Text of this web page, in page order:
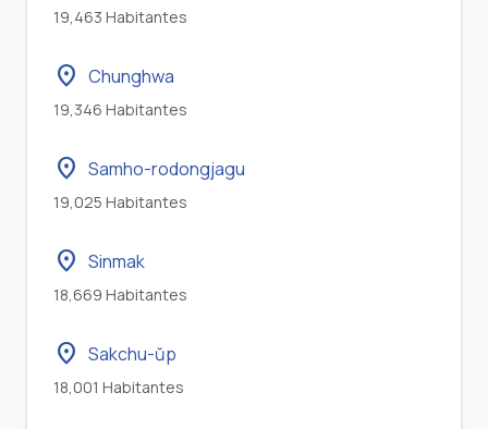
19,463 Habitantes
location_on Chunghwa
19,346 Habitantes
location_on Samho-rodongjagu
19,025 Habitantes
location_on Sinmak
18,669 Habitantes
location_on Sakchu-ŭp
18,001 Habitantes